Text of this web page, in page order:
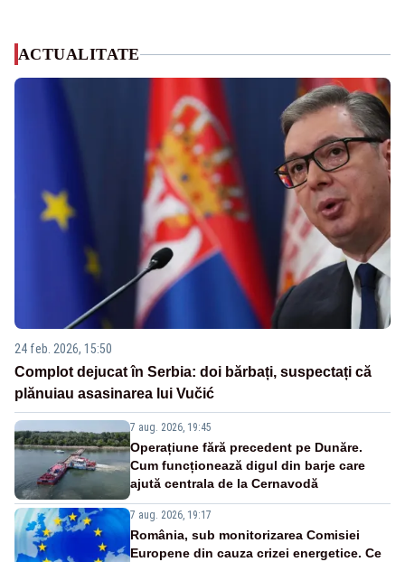
ACTUALITATE
24 feb. 2026, 15:50
Complot dejucat în Serbia: doi bărbați, suspectați că
plănuiau asasinarea lui Vučić
7 aug. 2026, 19:45
Operațiune fără precedent pe Dunăre.
Cum funcționează digul din barje care
ajută centrala de la Cernavodă
7 aug. 2026, 19:17
România, sub monitorizarea Comisiei
Europene din cauza crizei energetice. Ce